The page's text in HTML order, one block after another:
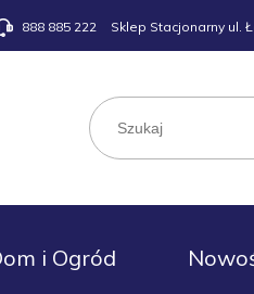
888 885 222 Sklep Stacjonarny ul.
i Ogród